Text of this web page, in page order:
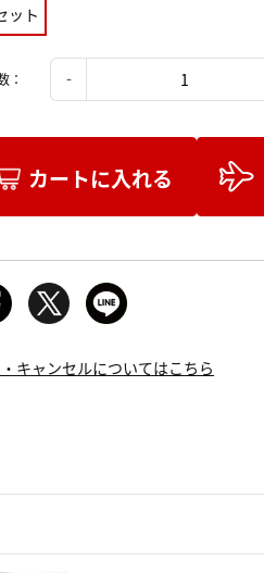
ット
：
カートに入れる
キャンセルについてはこちら